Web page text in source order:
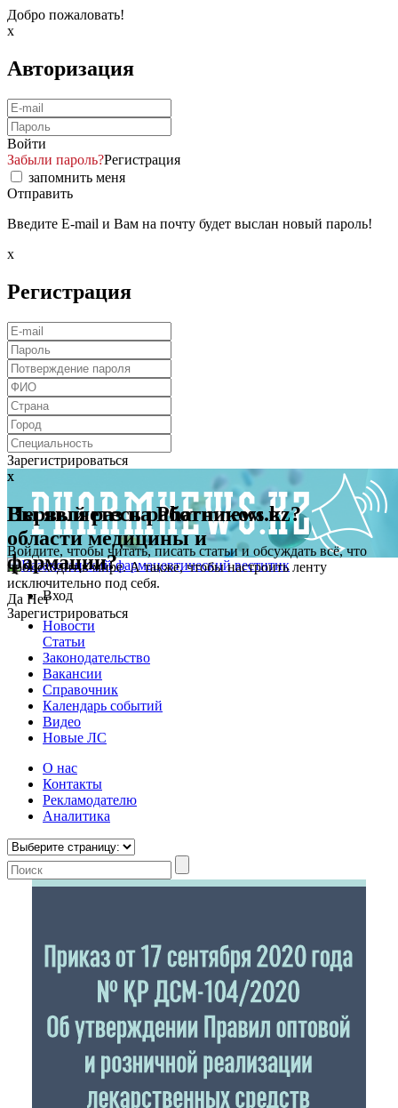
Добро пожаловать!
x
Авторизация
Войти
Забыли пароль?Регистрация
запомнить меня
Отправить
Введите E-mail и Вам на почту будет выслан новый пароль!
x
Регистрация
Зарегистрироваться
x
Первый раз на Pharmnews.kz?
Войдите, чтобы читать, писать статьи и обсуждать всё, что
происходит в мире. А также, чтобы настроить ленту
исключительно под себя.
Зарегистрироваться
x
Вы являетесь работником в
области медицины и
фармации?
Да НетВход
Новости
Статьи
Законодательство
Вакансии
Справочник
Календарь событий
Видео
Новые ЛС
О нас
Контакты
Рекламодателю
Аналитика